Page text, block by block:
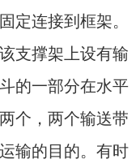
定连接到框架。
支撑架上设有输
的一部分在水平
个，两个输送带
输的目的。有时